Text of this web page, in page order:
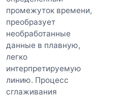
промежуток времени,
преобразует
необработанные
данные в плавную,
легко
интерпретируемую
линию. Процесс
сглаживания